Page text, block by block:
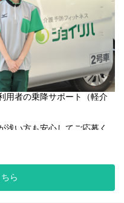
用者の乗降サポート（軽介
浅い方も安心してご応募く
ジョイリハの魅力です◎
も活躍中！
ら